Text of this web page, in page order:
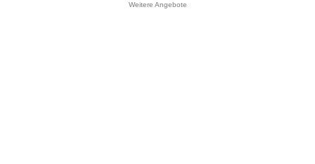
Weitere Angebote